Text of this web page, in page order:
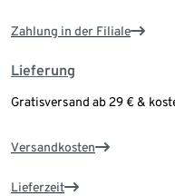
Zahlung in der Filiale
Lieferung
Gratisversand ab 29 € &
Versandkosten
Lieferzeit